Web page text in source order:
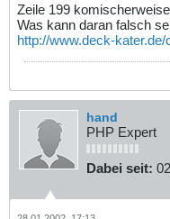
Zeile 199
Was kann daran falsch
http://www.deck-kater.de/
hand
PHP Expert
Dabei seit: